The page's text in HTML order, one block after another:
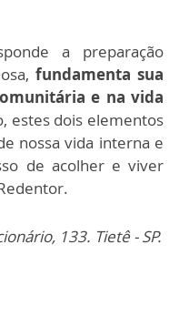
a preparação
fundamenta sua
e na vida
estes dois elementos
nossa vida interna e
de acolher e viver
133. Tietê - SP.